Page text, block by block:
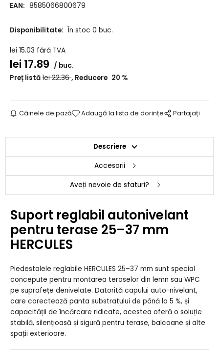
EAN: 8585066800679
Disponibilitate: În stoc 0 buc.
lei 15.03 fără TVA
lei17.89
buc.
Preț listă lei22.36 Reducere 20 %
Câinele de pază Adaugă la lista de dorințe Partajați
Descriere
Accesorii
Aveți nevoie de sfaturi?
Suport reglabil autonivelant
pentru terase 25–37 mm
HERCULES
Piedestalele reglabile HERCULES 25–37 mm sunt special
concepute pentru montarea teraselor din lemn sau WPC
pe suprafețe denivelate. Datorită capului auto-nivelant,
care corectează panta substratului de până la 5 %, și
capacității de încărcare ridicate, acestea oferă o soluție
stabilă, silențioasă și sigură pentru terase, balcoane și alte
spații exterioare.